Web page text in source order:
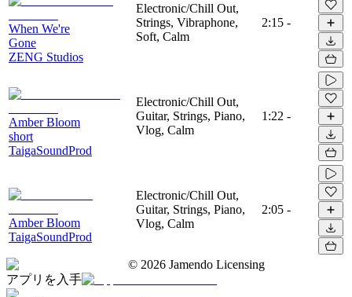
When We're
Gone
ZENG Studios
Electronic/Chill Out,
Strings, Vibraphone,
Soft, Calm
2:15 -
Amber Bloom
short
TaigaSoundProd
Electronic/Chill Out,
Guitar, Strings, Piano,
Vlog, Calm
1:22 -
Amber Bloom
TaigaSoundProd
Electronic/Chill Out,
Guitar, Strings, Piano,
Vlog, Calm
2:05 -
© 2026 Jamendo Licensing
アプリを入手